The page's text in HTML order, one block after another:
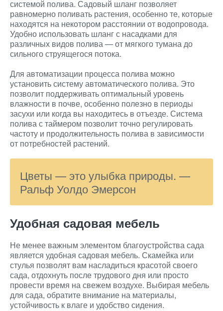
системой полива. Садовый шланг позволяет
равномерно поливать растения, особенно те, которые
находятся на некотором расстоянии от водопровода.
Удобно использовать шланг с насадками для
различных видов полива — от мягкого тумана до
сильного струящегося потока.
Для автоматизации процесса полива можно
установить систему автоматического полива. Это
позволит поддерживать оптимальный уровень
влажности в почве, особенно полезно в периоды
засухи или когда вы находитесь в отъезде. Система
полива с таймером позволит точно регулировать
частоту и продолжительность полива в зависимости
от потребностей растений.
Цветы — это улыбка природы. —
Ральф Уолдо Эмерсон
Удобная садовая мебель
Не менее важным элементом благоустройства сада
является удобная садовая мебель. Скамейка или
стулья позволят вам насладиться красотой своего
сада, отдохнуть после трудового дня или просто
провести время на свежем воздухе. Выбирая мебель
для сада, обратите внимание на материалы,
устойчивость к влаге и удобство сидения.